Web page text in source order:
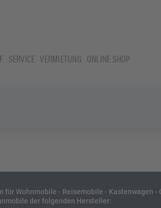
SERVICE VERMIETUNG ONLINE SHOP
für Wohnmobile - Reisemobile - Kastenwagen -
der folgenden Hersteller: